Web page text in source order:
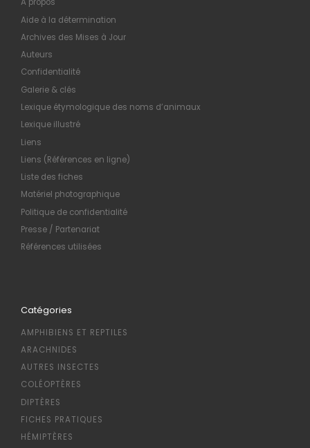
A propos
Aide à la détermination
Archives des Mises à Jour
Auteurs
Confidentialité
Galerie & clés
Lexique étymologique des noms d’animaux
Lexique illustré
Liens
Liens (Références en ligne)
Liste des fiches
Matériel photographique
Politique de confidentialité
Presse / Partenariat
Références utilisées
Catégories
AMPHIBIENS ET REPTILES
ARACHNIDES
AUTRES INSECTES
COLÉOPTÈRES
DIPTÈRES
FICHES PRATIQUES
HÉMIPTÈRES